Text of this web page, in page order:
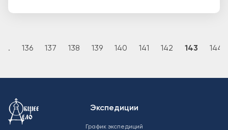
Нумерация страниц
страница
… 136 137 138 139 140 141 142 143 144
Меню в подвалеЭкспедиции
График экспедиций